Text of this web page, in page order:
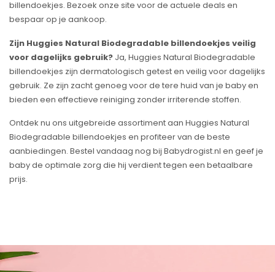
billendoekjes. Bezoek onze site voor de actuele deals en
bespaar op je aankoop.
Zijn Huggies Natural Biodegradable billendoekjes veilig
voor dagelijks gebruik? Ja, Huggies Natural Biodegradable
billendoekjes zijn dermatologisch getest en veilig voor dagelijks
gebruik. Ze zijn zacht genoeg voor de tere huid van je baby en
bieden een effectieve reiniging zonder irriterende stoffen.
Ontdek nu ons uitgebreide assortiment aan Huggies Natural
Biodegradable billendoekjes en profiteer van de beste
aanbiedingen. Bestel vandaag nog bij Babydrogist.nl en geef je
baby de optimale zorg die hij verdient tegen een betaalbare
prijs.